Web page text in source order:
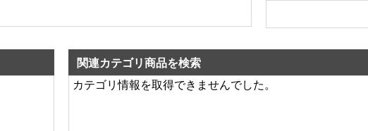
関連カテゴリ商品を検索
カテゴリ情報を取得できませんでした。